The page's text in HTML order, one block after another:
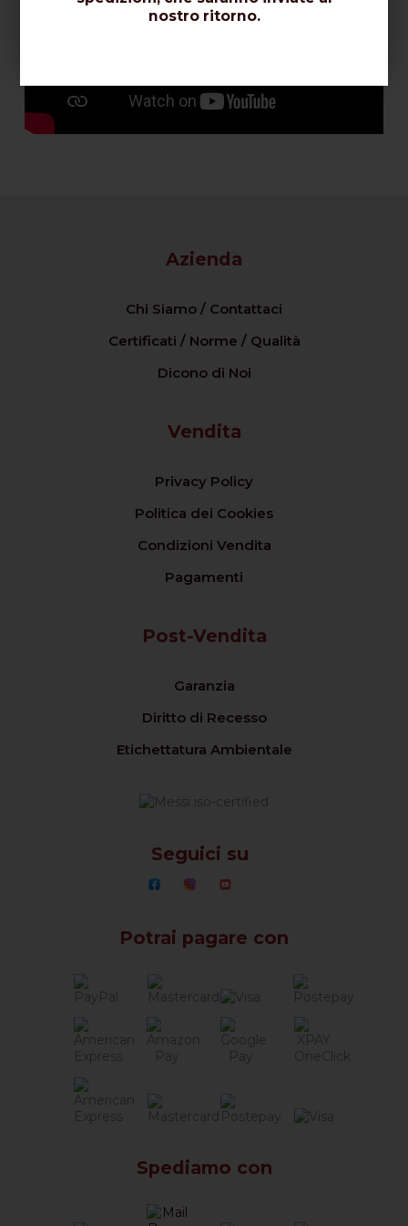
Azienda
Chi Siamo / Contattaci
Certificati / Norme / Qualità
Dicono di Noi
Vendita
Privacy Policy
Politica dei Cookies
Condizioni Vendita
Pagamenti
Post-Vendita
Garanzia
Diritto di Recesso
Etichettatura Ambientale
Seguici su
Potrai pagare con
Spediamo con
nostro ritorno.